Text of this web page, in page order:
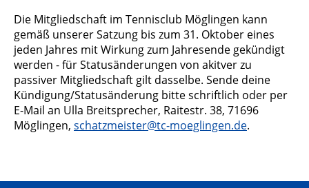
Die Mitgliedschaft im Tennisclub Möglingen kann
gemäß unserer Satzung bis zum 31. Oktober eines
jeden Jahres mit Wirkung zum Jahresende gekündigt
werden - für Statusänderungen von akitver zu
passiver Mitgliedschaft gilt dasselbe. Sende deine
Kündigung/Statusänderung bitte schriftlich oder per
E-Mail an Ulla Breitsprecher, Raitestr. 38, 71696
Möglingen, schatzmeister@tc-moeglingen.de.